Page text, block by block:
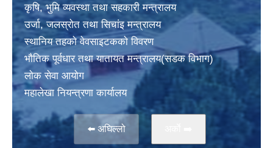
कृषि, भुमि व्यवस्था तथा सहकारी मन्त्रालय
उर्जा, जलस्राेत तथा सिचांइ मन्त्रालय
स्थानिय तहकाे वेवसाइटककाे विवरण
भाैतिक पूर्वधार तथा यातायत मन्त्रालय(सडक विभाग)
लाेक सेवा आयोग
महालेखा नियन्त्रणा कार्यालय
⬅️ अघिल्लो